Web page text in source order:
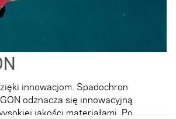
innowacjom. Spadochron
odznacza się innowacyjną
jakości materiałami. Po